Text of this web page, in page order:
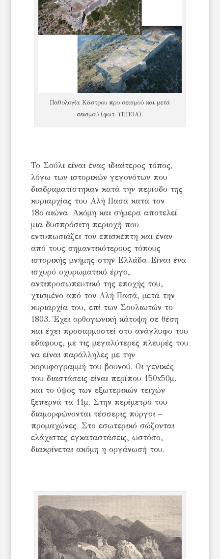
Παθολογία Κάστρου προ σεισμού και μετά
σεισμού (φωτ. ΥΠΠΟΑ).
Το Σούλι είναι ένας ιδιαίτερος τόπος,
λόγω των ιστορικών γεγονότων που
διαδραματίστηκαν κατά την περίοδο της
κυριαρχίας του Αλή Πασά κατά τον
18ο αιώνα. Ακόμη και σήμερα αποτελεί
μια δυσπρόσιτη περιοχή που
εντυπωσιάζει τον επισκέπτη και έναν
από τους σημαντικότερους τόπους
ιστορικής μνήμης στην Ελλάδα. Είναι ένα
ισχυρό οχυρωματικό έργο,
αντιπροσωπευτικό της εποχής του,
χτισμένο από τον Αλή Πασά, μετά την
κυριαρχία του, επί των Σουλιωτών το
1803. Έχει ορθογωνική κάτοψη σε θέση
και έχει προσαρμοστεί στο ανάγλυφο του
εδάφους, με τις μεγαλύτερες πλευρές του
να είναι παράλληλες με την
κορυφογραμμή του βουνού. Οι γενικές
του διαστάσεις είναι περίπου 150x50μ.
και το ύψος των εξωτερικών τειχών
ξεπερνά τα 11μ. Στην περίμετρό του
διαμορφώνονται τέσσερις πύργοι –
προμαχώνες. Στο εσωτερικό σώζονται
ελάχιστες εγκαταστάσεις, ωστόσο,
διακρίνεται ακόμη η οργάνωσή του.